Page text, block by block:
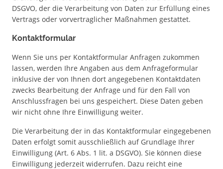
DSGVO, der die Verarbeitung von Daten zur Erfüllung eines
Vertrags oder vorvertraglicher Maßnahmen gestattet.
Kontaktformular
Wenn Sie uns per Kontaktformular Anfragen zukommen
lassen, werden Ihre Angaben aus dem Anfrageformular
inklusive der von Ihnen dort angegebenen Kontaktdaten
zwecks Bearbeitung der Anfrage und für den Fall von
Anschlussfragen bei uns gespeichert. Diese Daten geben
wir nicht ohne Ihre Einwilligung weiter.
Die Verarbeitung der in das Kontaktformular eingegebenen
Daten erfolgt somit ausschließlich auf Grundlage Ihrer
Einwilligung (Art. 6 Abs. 1 lit. a DSGVO). Sie können diese
Einwilligung jederzeit widerrufen. Dazu reicht eine